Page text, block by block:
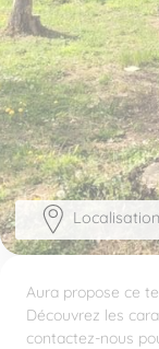
Localisation
Aura propose ce
Découvrez les
contactez-nous